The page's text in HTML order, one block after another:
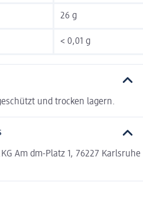
26 g
< 0,01 g
und trocken lagern.
Am dm-Platz 1, 76227 Karlsruhe